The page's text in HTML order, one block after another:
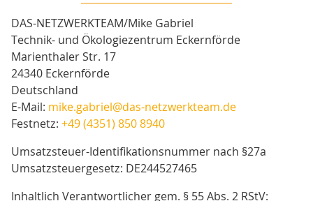
DAS-NETZWERKTEAM/Mike Gabriel
Technik- und Ökologiezentrum Eckernförde
Marienthaler Str. 17
24340 Eckernförde
Deutschland
E-Mail: mike.gabriel@das-netzwerkteam.de
Festnetz: +49 (4351) 850 8940
Umsatzsteuer-Identifikationsnummer nach §27a
Umsatzsteuergesetz: DE244527465
Inhaltlich Verantwortlicher gem. § 55 Abs. 2 RStV: